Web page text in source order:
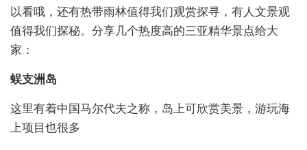
以看哦，还有热带雨林值得我们观赏探寻，有人文景观
值得我们探秘。分享几个热度高的三亚精华景点给大
家：
蜈支洲岛
这里有着中国马尔代夫之称，岛上可欣赏美景，游玩海
上项目也很多